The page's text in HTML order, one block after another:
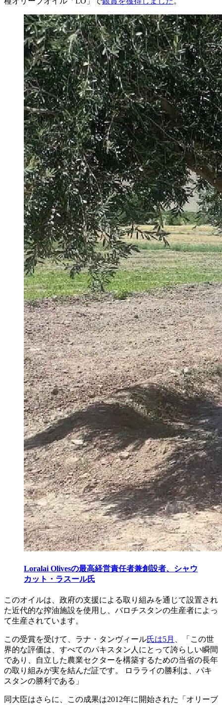
Loralai Olivesの最高経営責任者兼創設者、シャウ
カット・ラスール氏
このオイルは、政府の支援による取り組みを通じて設置され
た近代的な搾油施設を使用し、バロチスタンの生産者によっ
て生産されています。
この受賞を受けて、ラナ・タンヴィール氏は5月
、「この世
界的な評価は、すべてのパキスタン人にとって誇らしい瞬間
であり、自立した農業セクターを構築するための当省の長年
の取り組みが実を結んだ証です。 ロラライの勝利は、パキ
スタンの勝利である」
同大臣はさらに、この成果は2012年に開始された「オリーブ